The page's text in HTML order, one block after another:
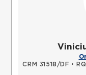
CRM 31518/DF •